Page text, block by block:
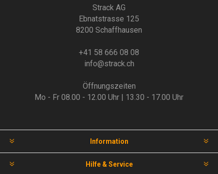
Strack AG
Ebnatstrasse 125
8200 Schaffhausen
+41 58 666 08 08
info@strack.ch
Öffnungszeiten
Mo - Fr 08.00 - 12.00 Uhr | 13.30 - 17.00 Uhr
Information
Hilfe & Service